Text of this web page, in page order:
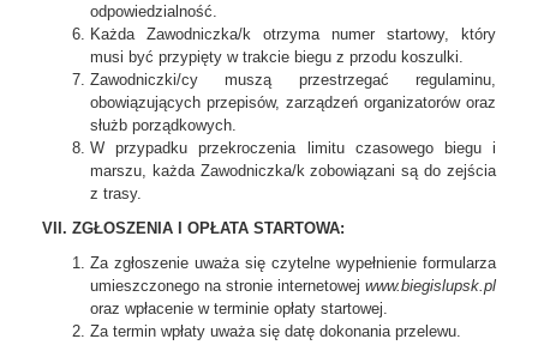
odpowiedzialność.
Każda Zawodniczka/k otrzyma numer startowy, który
musi być przypięty w trakcie biegu z przodu koszulki.
Zawodniczki/cy muszą przestrzegać regulaminu,
obowiązujących przepisów, zarządzeń organizatorów oraz
służb porządkowych.
W przypadku przekroczenia limitu czasowego biegu i
marszu, każda Zawodniczka/k zobowiązani są do zejścia
z trasy.
VII. ZGŁOSZENIA I OPŁATA STARTOWA:
Za zgłoszenie uważa się czytelne wypełnienie formularza
umieszczonego na stronie internetowej www.biegislupsk.pl
oraz wpłacenie w terminie opłaty startowej.
Za termin wpłaty uważa się datę dokonania przelewu.